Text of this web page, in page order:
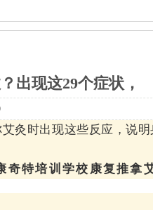
出现这29个症状，
灸时出现这些反应，说
奇特培训学校康复推拿